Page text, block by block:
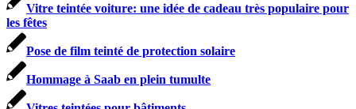
Vitre teintée voiture: une idée de cadeau très populaire pour
les fêtes
Pose de film teinté de protection solaire
Hommage à Saab en plein tumulte